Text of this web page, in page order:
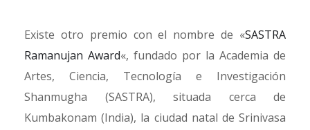
Existe otro premio con el nombre de «SASTRA
Ramanujan Award«, fundado por la Academia de
Artes, Ciencia, Tecnología e Investigación
Shanmugha (SASTRA), situada cerca de
Kumbakonam (India), la ciudad natal de Srinivasa